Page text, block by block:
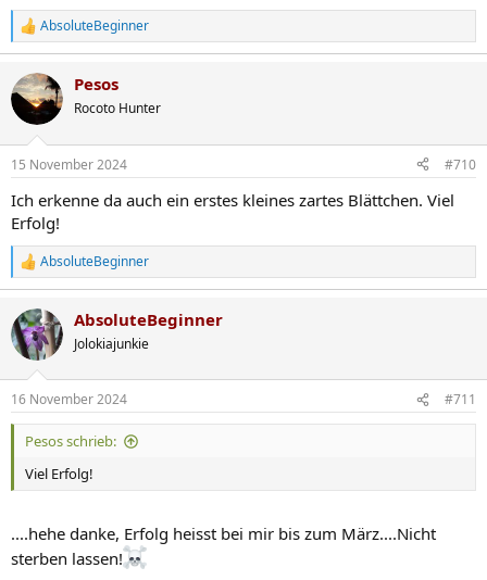
R
e
k
t
i
e
:
AbsoluteBeginner
Pesos
Rocoto Hunter
15 November 2024 #710
Ich erkenne da auch ein erstes kleines zartes Blättchen. Viel
Erfolg!
R
e
k
t
i
n
e
n
AbsoluteBeginner
AbsoluteBeginner
Jolokiajunkie
16 November 2024 #711
Pesos schrieb:
Viel Erfolg!
....hehe danke, Erfolg heisst bei mir bis zum März....Nicht
sterben lassen!